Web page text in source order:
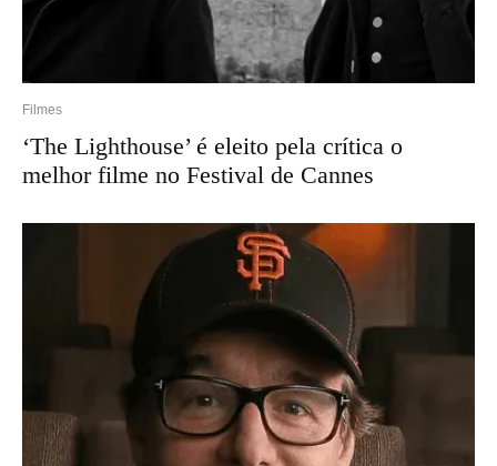
Filmes
‘The Lighthouse’ é eleito pela crítica o
melhor filme no Festival de Cannes